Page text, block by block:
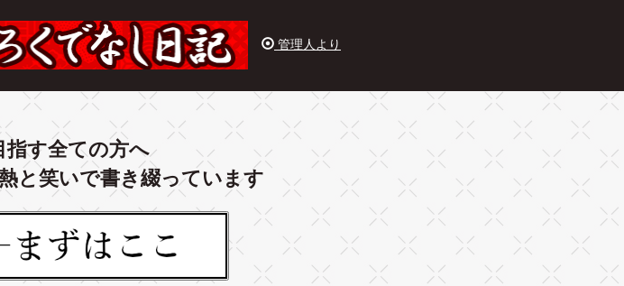
管理人より
指す全ての方へ
と笑いで書き綴っています